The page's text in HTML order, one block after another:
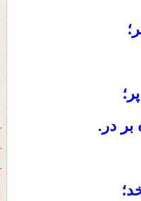
بر در.